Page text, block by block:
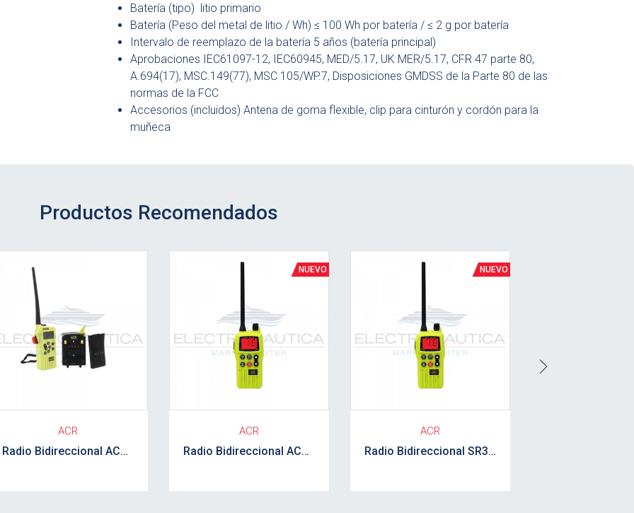
Batería (tipo) litio primario
Batería (Peso del metal de litio / Wh) ≤ 100 Wh por batería / ≤ 2 g por batería
Intervalo de reemplazo de la batería 5 años (batería principal)
Aprobaciones IEC61097-12, IEC60945, MED/5.17, UK MER/5.17, CFR 47 parte 80,
A.694(17), MSC.149(77), MSC 105/WP.7, Disposiciones GMDSS de la Parte 80 de las
normas de la FCC
Accesorios (incluidos) Antena de goma flexible, clip para cinturón y cordón para la
muñeca
Productos Recomendados
ACR
Radio Bidireccional ACR kit completo
ACR
Radio Bidireccional ACR SR303
ACR
Radio Bidireccional SR303 ACR kit completo
Next